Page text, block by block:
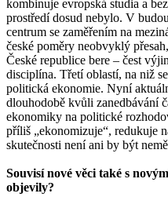
kombinuje evropská studia a
prostředí dosud nebylo. V
centrum se zaměřením na
české poměry neobvyklý
České republice bere – čest
disciplína. Třetí oblastí, na niž
politická ekonomie. Nyní
dlouhodobě kvůli zanedbávání
ekonomiky na politické
příliš „ekonomizuje“, redukuje
skutečnosti není ani by být
Souvisí nové věci také s
objevily?